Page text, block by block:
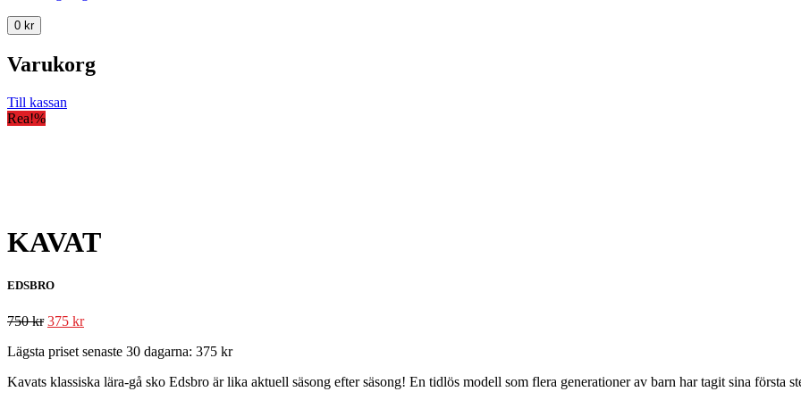
0 kr
Varukorg
Till kassan
Rea!%
KAVAT
EDSBRO
750kr 375 kr
Lägsta priset senaste 30 dagarna: 375 kr
Kavats klassiska lära-gå sko Edsbro är lika aktuell säsong efter säsong! En tidlös modell som flera generationer av barn har tagit sina första